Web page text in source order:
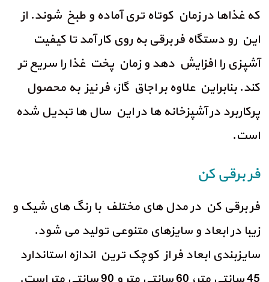
که غذاها در زمان کوتاه تری آماده و طبخ شوند. از
این رو دستگاه فر برقی به روی کار آمد تا کیفیت
آشپزی را افزایش دهد و زمان پخت غذا را سریع تر
کند. بنابراین علاوه بر اجاق گاز، فر نیز به محصول
پرکاربرد در آشپزخانه ها در این سال ها تبدیل شده
است.
فر برقی کن
فر برقی کن در مدل های مختلف با رنگ های شیک و
زیبا در ابعاد و سایزهای متنوعی تولید می شود.
سایزبندی ابعاد فر از کوچک ترین اندازه استاندارد